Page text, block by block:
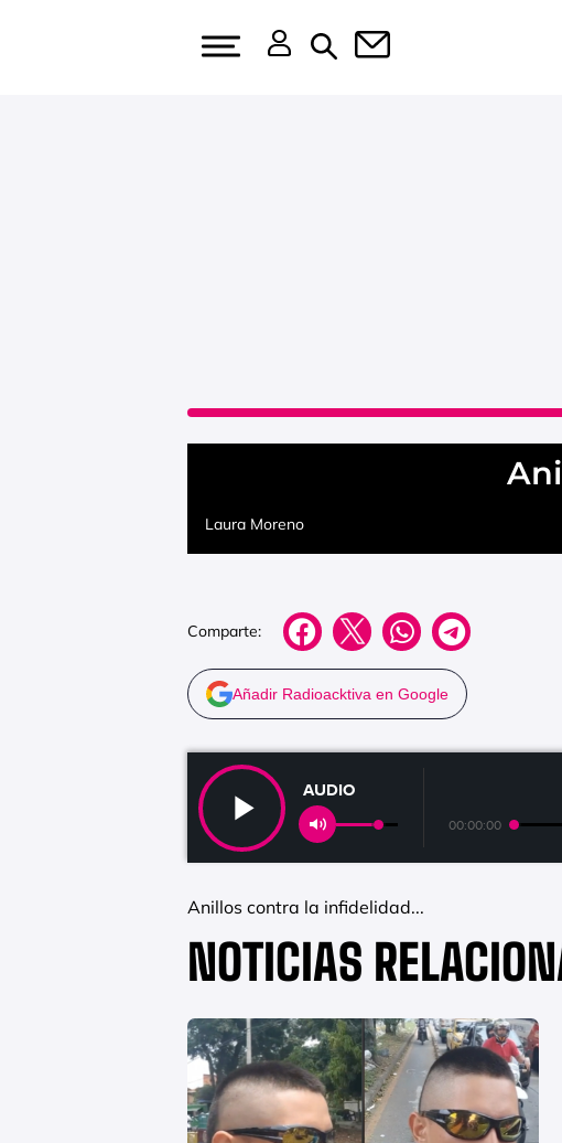
Laura Moreno
Comparte:
Añadir Radioacktiva en Google
AUDIO
00:00:00
Anillos contra la infidelidad...
NOTICIAS